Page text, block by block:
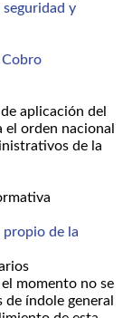
seguridad y
Cobro
aplicación del
orden nacional
de la
propio de la
momento no se
índole general